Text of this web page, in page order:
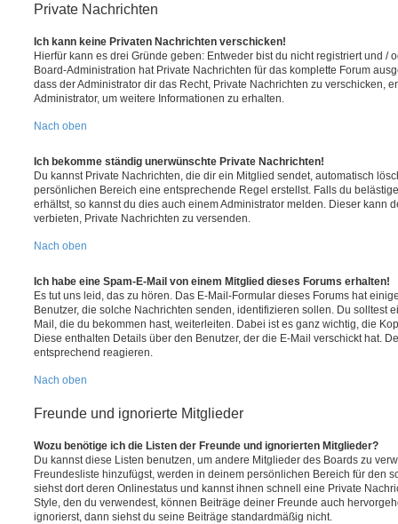
Private Nachrichten
Ich kann keine Privaten Nachrichten verschicken!
Hierfür kann es drei Gründe geben: Entweder bist du nicht registriert und /
Board-Administration hat Private Nachrichten für das komplette Forum
dass der Administrator dir das Recht, Private Nachrichten zu verschicken,
Administrator, um weitere Informationen zu erhalten.
Nach oben
Ich bekomme ständig unerwünschte Private Nachrichten!
Du kannst Private Nachrichten, die dir ein Mitglied sendet, automatisch
persönlichen Bereich eine entsprechende Regel erstellst. Falls du
erhältst, so kannst du dies auch einem Administrator melden. Dieser kann
verbieten, Private Nachrichten zu versenden.
Nach oben
Ich habe eine Spam-E-Mail von einem Mitglied dieses Forums erhalten!
Es tut uns leid, das zu hören. Das E-Mail-Formular dieses Forums hat
Benutzer, die solche Nachrichten senden, identifizieren sollen. Du solltest
Mail, die du bekommen hast, weiterleiten. Dabei ist es ganz wichtig, die
Diese enthalten Details über den Benutzer, der die E-Mail verschickt hat.
entsprechend reagieren.
Nach oben
Freunde und ignorierte Mitglieder
Wozu benötige ich die Listen der Freunde und ignorierten Mitglieder?
Du kannst diese Listen benutzen, um andere Mitglieder des Boards zu
Freundesliste hinzufügst, werden in deinem persönlichen Bereich für den
siehst dort deren Onlinestatus und kannst ihnen schnell eine Private
Style, den du verwendest, können Beiträge deiner Freunde auch
ignorierst, dann siehst du seine Beiträge standardmäßig nicht.